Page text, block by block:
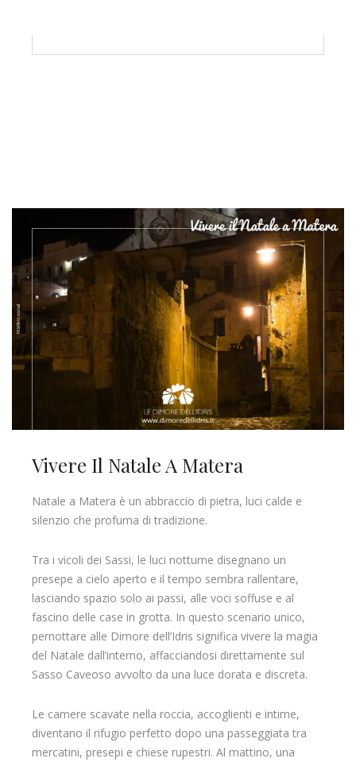
Vivere Il Natale A Matera
Natale a Matera è un abbraccio di pietra, luci calde e
silenzio che profuma di tradizione.
Tra i vicoli dei Sassi, le luci notturne disegnano un
presepe a cielo aperto e il tempo sembra rallentare,
lasciando spazio solo ai passi, alle voci soffuse e al
fascino delle case in grotta. In questo scenario unico,
pernottare alle Dimore dell’Idris significa vivere la magia
del Natale dall’interno, affacciandosi direttamente sul
Sasso Caveoso avvolto da una luce dorata e discreta.
Le camere scavate nella roccia, accoglienti e intime,
diventano il rifugio perfetto dopo una passeggiata tra
mercatini, presepi e chiese rupestri. Al mattino, una